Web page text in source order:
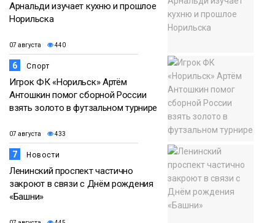
Арнальди изучает кухню и прошлое
Норильска
07 августа 440
6 Спорт
Игрок ФК «Норильск» Артём
Антошкин помог сборной России
взять золото в футзальном турнире
07 августа 433
7 Новости
Ленинский проспект частично
закроют в связи с Днём рождения
«Башни»